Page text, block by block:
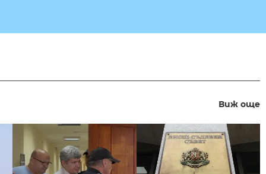
Виж още